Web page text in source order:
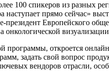
100 спикеров из разных
наступает прямо сейчас»
Европейского
онкологической
программы, откроется
задать свой вопрос
вендоров отрасли,